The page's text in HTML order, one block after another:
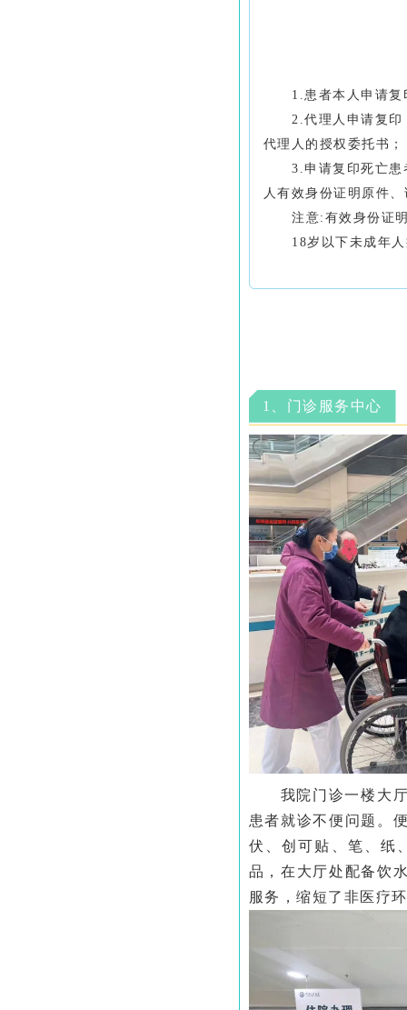
1.患者本人申请
2.代理人申请复
代理人的授权委托书 ；
3.申请复印死亡
人有效身份证明原件
注意:有效身份证
18岁以下未成年
1、门诊服务中心
我院门诊一楼大
患者就诊不便问题。
伏、创可贴、笔、纸
品，在大厅处配备饮
服务，缩短了非医疗